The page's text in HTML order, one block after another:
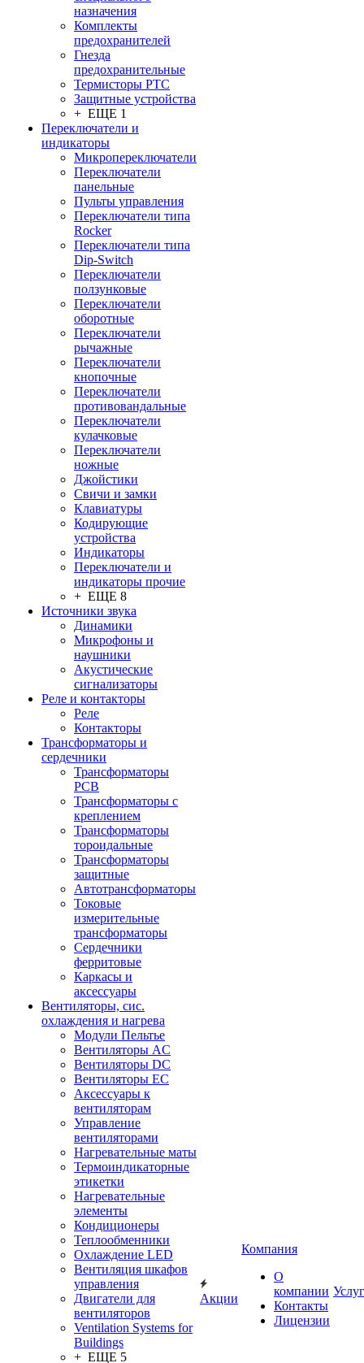
назначения
Комплекты
предохранителей
Гнезда
предохранительные
Термисторы PTC
Защитные устройства
+ ЕЩЕ 1
Переключатели и
индикаторы
Микропереключатели
Переключатели
панельные
Пульты управления
Переключатели типа
Rocker
Переключатели типа
Dip-Switch
Переключатели
ползунковые
Переключатели
оборотные
Переключатели
рычажные
Переключатели
кнопочные
Переключатели
противовандальные
Переключатели
кулачковые
Переключатели
ножные
Джойстики
Свичи и замки
Клавиатуры
Кодирующие
устройства
Индикаторы
Переключатели и
индикаторы прочие
+ ЕЩЕ 8
Источники звука
Динамики
Микрофоны и
наушники
Акустические
сигнализаторы
Реле и контакторы
Реле
Контакторы
Трансформаторы и
сердечники
Трансформаторы
PCB
Трансформаторы с
креплением
Трансформаторы
тороидальные
Трансформаторы
защитные
Автотрансформаторы
Токовые
измерительные
трансформаторы
Сердечники
ферритовые
Каркасы и
аксессуары
Вентиляторы, сис.
охлаждения и нагрева
Модули Пельтье
Вентиляторы AC
Вентиляторы DC
Вентиляторы EC
Аксессуары к
вентиляторам
Управление
вентиляторами
Нагревательные маты
Термоиндикаторные
этикетки
Нагревательные
элементы
Кондиционеры
Теплообменники
Охлаждение LED
Вентиляция шкафов
управления
Двигатели для
вентиляторов
Ventilation Systems for
Buildings
+ ЕЩЕ 5
Акции
Компания
О
компании
Контакты
Лицензии